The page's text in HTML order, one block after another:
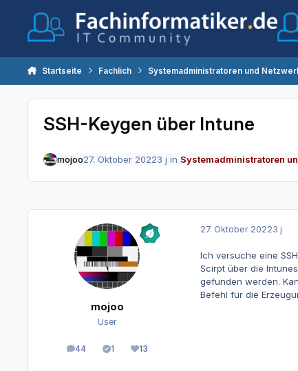
Startseite Fachlich Systemadministratoren und
SSH-Keygen über Intune
mojoo27. Oktober 20223 j in Systemadministratoren
mojoo
User
44
Beiträge1
Lösungen
13
Reputation
27. Oktober 20223 j
Ich versuche eine
Scirpt über die
gefunden werden.
Befehl für die